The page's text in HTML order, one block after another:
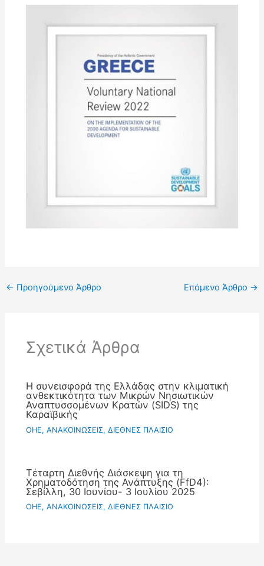
← Προηγούμενο Άρθρο Επόμενο Άρθρο →
Σχετικά Άρθρα
Η συνεισφορά της Ελλάδας στην κλιματική
ανθεκτικότητα των Μικρών Νησιωτικών
Αναπτυσσομένων Κρατών (SIDS) της
Καραϊβικής
OHE,ΑΝΑΚΟΙΝΩΣΕΙΣ,ΔΙΕΘΝΕΣ ΠΛΑΙΣΙΟ
Τέταρτη Διεθνής Διάσκεψη για τη
Χρηματοδότηση της Ανάπτυξης (FfD4):
Σεβίλλη, 30 Ιουνίου- 3 Ιουλίου 2025
OHE,ΑΝΑΚΟΙΝΩΣΕΙΣ,ΔΙΕΘΝΕΣ ΠΛΑΙΣΙΟ